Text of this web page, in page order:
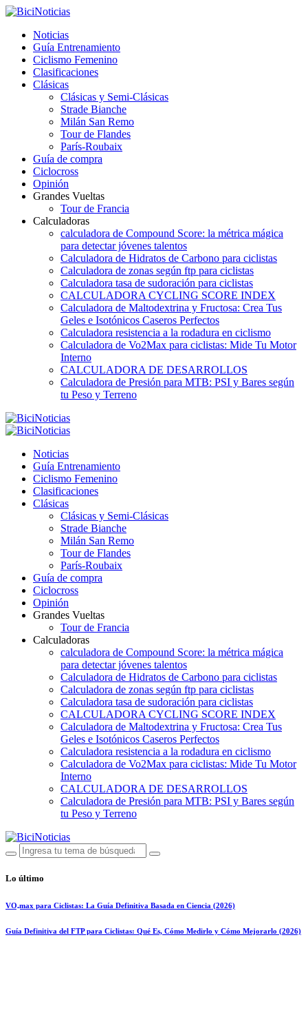
Noticias
Guía Entrenamiento
Ciclismo Femenino
Clasificaciones
Clásicas
Clásicas y Semi-Clásicas
Strade Bianche
Milán San Remo
Tour de Flandes
París-Roubaix
Guía de compra
Ciclocross
Opinión
Grandes Vueltas
Tour de Francia
Calculadoras
calculadora de Compound Score: la métrica mágica
para detectar jóvenes talentos
Calculadora de Hidratos de Carbono para ciclistas
Calculadora de zonas según ftp para ciclistas
Calculadora tasa de sudoración para ciclistas
CALCULADORA CYCLING SCORE INDEX
Calculadora de Maltodextrina y Fructosa: Crea Tus
Geles e Isotónicos Caseros Perfectos
Calculadora resistencia a la rodadura en ciclismo
Calculadora de Vo2Max para ciclistas: Mide Tu Motor
Interno
CALCULADORA DE DESARROLLOS
Calculadora de Presión para MTB: PSI y Bares según
tu Peso y Terreno
Noticias
Guía Entrenamiento
Ciclismo Femenino
Clasificaciones
Clásicas
Clásicas y Semi-Clásicas
Strade Bianche
Milán San Remo
Tour de Flandes
París-Roubaix
Guía de compra
Ciclocross
Opinión
Grandes Vueltas
Tour de Francia
Calculadoras
calculadora de Compound Score: la métrica mágica
para detectar jóvenes talentos
Calculadora de Hidratos de Carbono para ciclistas
Calculadora de zonas según ftp para ciclistas
Calculadora tasa de sudoración para ciclistas
CALCULADORA CYCLING SCORE INDEX
Calculadora de Maltodextrina y Fructosa: Crea Tus
Geles e Isotónicos Caseros Perfectos
Calculadora resistencia a la rodadura en ciclismo
Calculadora de Vo2Max para ciclistas: Mide Tu Motor
Interno
CALCULADORA DE DESARROLLOS
Calculadora de Presión para MTB: PSI y Bares según
tu Peso y Terreno
Lo último
VO₂max para Ciclistas: La Guía Definitiva Basada en Ciencia (2026)
Guía Definitiva del FTP para Ciclistas: Qué Es, Cómo Medirlo y Cómo Mejorarlo (2026)